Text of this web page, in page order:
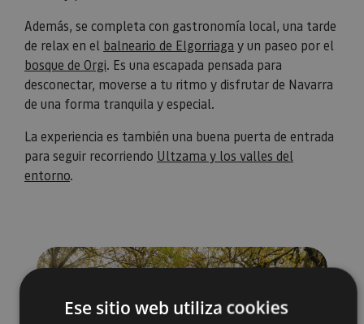
Además, se completa con gastronomía local, una tarde
de relax en el balneario de Elgorriaga y un paseo por el
bosque de Orgi. Es una escapada pensada para
desconectar, moverse a tu ritmo y disfrutar de Navarra
de una forma tranquila y especial.
La experiencia es también una buena puerta de entrada
para seguir recorriendo Ultzama y los valles del
entorno.
Ese sitio web utiliza cookies